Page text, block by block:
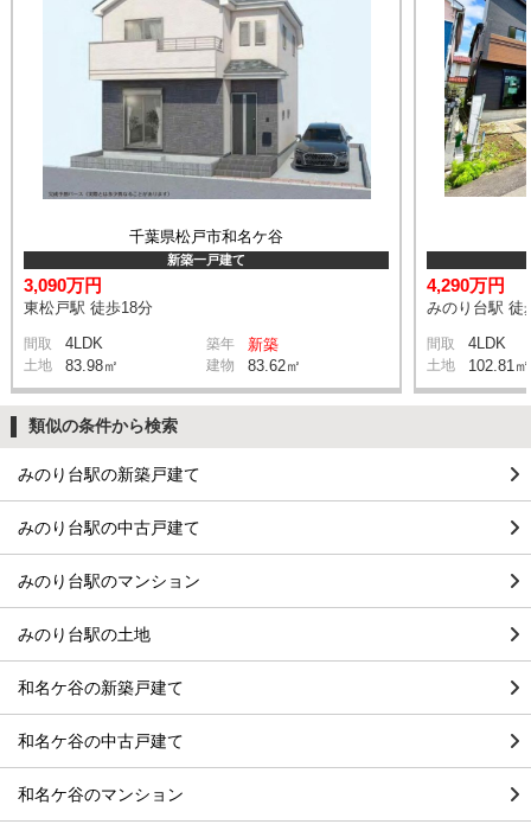
千葉県松戸市和名ケ谷
新築一戸建て
3,090万円
東松戸駅 徒歩18分
間取 4LDK 築年 新築
土地 83.98㎡ 建物 83.62㎡
4,290万円
みのり台駅 徒
間取 4LDK
土地 102.81㎡
類似の条件から検索
みのり台駅の新築戸建て
みのり台駅の中古戸建て
みのり台駅のマンション
みのり台駅の土地
和名ケ谷の新築戸建て
和名ケ谷の中古戸建て
和名ケ谷のマンション